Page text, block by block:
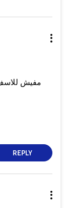
مفيش
REPLY